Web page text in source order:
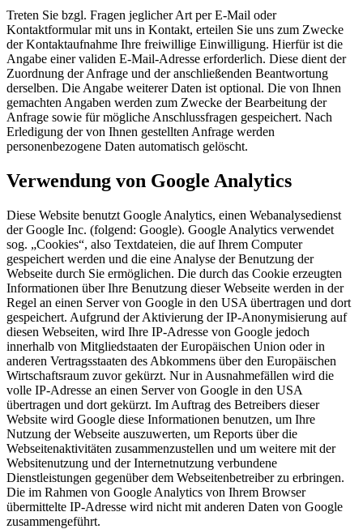
Treten Sie bzgl. Fragen jeglicher Art per E-Mail oder
Kontaktformular mit uns in Kontakt, erteilen Sie uns zum Zwecke
der Kontaktaufnahme Ihre freiwillige Einwilligung. Hierfür ist die
Angabe einer validen E-Mail-Adresse erforderlich. Diese dient der
Zuordnung der Anfrage und der anschließenden Beantwortung
derselben. Die Angabe weiterer Daten ist optional. Die von Ihnen
gemachten Angaben werden zum Zwecke der Bearbeitung der
Anfrage sowie für mögliche Anschlussfragen gespeichert. Nach
Erledigung der von Ihnen gestellten Anfrage werden
personenbezogene Daten automatisch gelöscht.
Verwendung von Google Analytics
Diese Website benutzt Google Analytics, einen Webanalysedienst
der Google Inc. (folgend: Google). Google Analytics verwendet
sog. „Cookies“, also Textdateien, die auf Ihrem Computer
gespeichert werden und die eine Analyse der Benutzung der
Webseite durch Sie ermöglichen. Die durch das Cookie erzeugten
Informationen über Ihre Benutzung dieser Webseite werden in der
Regel an einen Server von Google in den USA übertragen und dort
gespeichert. Aufgrund der Aktivierung der IP-Anonymisierung auf
diesen Webseiten, wird Ihre IP-Adresse von Google jedoch
innerhalb von Mitgliedstaaten der Europäischen Union oder in
anderen Vertragsstaaten des Abkommens über den Europäischen
Wirtschaftsraum zuvor gekürzt. Nur in Ausnahmefällen wird die
volle IP-Adresse an einen Server von Google in den USA
übertragen und dort gekürzt. Im Auftrag des Betreibers dieser
Website wird Google diese Informationen benutzen, um Ihre
Nutzung der Webseite auszuwerten, um Reports über die
Webseitenaktivitäten zusammenzustellen und um weitere mit der
Websitenutzung und der Internetnutzung verbundene
Dienstleistungen gegenüber dem Webseitenbetreiber zu erbringen.
Die im Rahmen von Google Analytics von Ihrem Browser
übermittelte IP-Adresse wird nicht mit anderen Daten von Google
zusammengeführt.